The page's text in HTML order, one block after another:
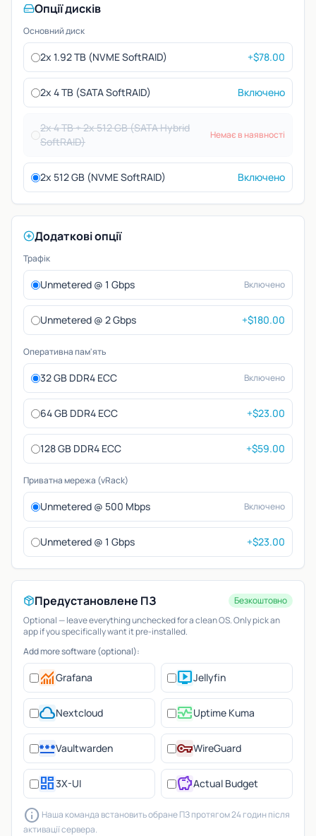
Опції дисків
Основний диск
2x 1.92 TB (NVME SoftRAID) +$78.00
2x 4 TB (SATA SoftRAID) Включено
2x 4 TB + 2x 512 GB (SATA Hybrid
SoftRAID)
Немає в наявності
2x 512 GB (NVME SoftRAID) Включено
Додаткові опції
Трафік
Unmetered @ 1 Gbps Включено
Unmetered @ 2 Gbps +$180.00
Оперативна пам'ять
32 GB DDR4 ECC Включено
64 GB DDR4 ECC +$23.00
128 GB DDR4 ECC +$59.00
Приватна мережа (vRack)
Unmetered @ 500 Mbps Включено
Unmetered @ 1 Gbps +$23.00
Предустановлене ПЗ
Безкоштовно
Optional — leave everything unchecked for a clean OS. Only pick an
app if you specifically want it pre-installed.
Add more software (optional):
monitoringGrafana live_tvJellyfin
cloudNextcloud monitor_heartUptime Kuma
passwordVaultwarden vpn_keyWireGuard
dashboard3X-UI savingsActual Budget
info Наша команда встановить обране ПЗ протягом 24 годин після
активації сервера.